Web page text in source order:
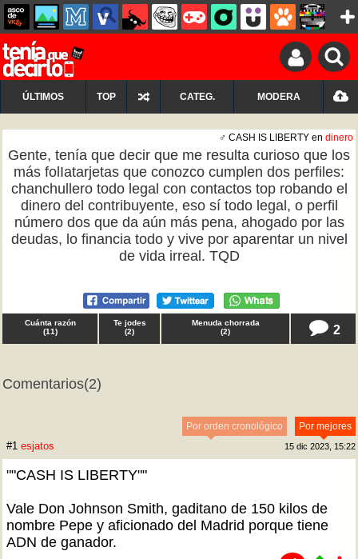
ÚLTIMOS TOP CATEG. MODERA
♂ CASH IS LIBERTY en dinero
Gente, tenía que decir que me resulta curioso que los
más folIatarjetas que conozco cumplen dos perfiles:
chanchullero todo legal con contactos top robando el
dinero del contribuyente, eso sí todo legal, o perfil
número dos que da aún más pena, ahogado por las
deudas, lo financia todo y vive por aparentar un nivel
de vida irreal. TQD
Cuánta razón
(11)
Te jodes
(2)
Menuda chorrada
(2) 2
Comentarios(2)
Por mejores
Por orden cronológico
#1 esjatos 15 dic 2023, 15:22
""CASH IS LIBERTY""
Vale Don Johnson Smith, gaditano de 150 kilos de
nombre Pepe y aficionado del Madrid porque tiene
ADN de ganador.